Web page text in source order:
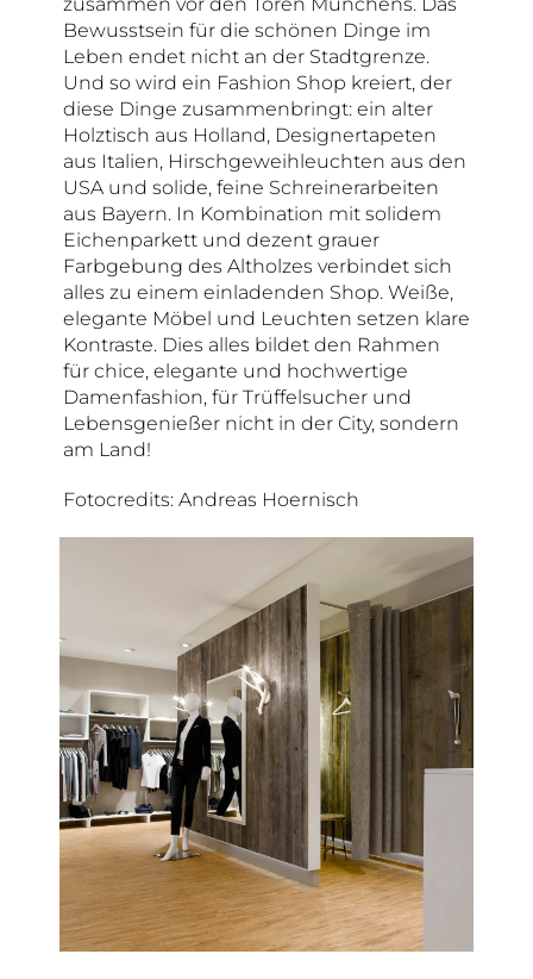
Bewusstsein für die schönen Dinge im
Leben endet nicht an der Stadtgrenze.
Und so wird ein Fashion Shop kreiert, der
diese Dinge zusammenbringt: ein alter
Holztisch aus Holland, Designertapeten
aus Italien, Hirschgeweihleuchten aus den
USA und solide, feine Schreinerarbeiten
aus Bayern. In Kombination mit solidem
Eichenparkett und dezent grauer
Farbgebung des Altholzes verbindet sich
alles zu einem einladenden Shop. Weiße,
elegante Möbel und Leuchten setzen klare
Kontraste. Dies alles bildet den Rahmen
für chice, elegante und hochwertige
Damenfashion, für Trüffelsucher und
Lebensgenießer nicht in der City, sondern
am Land!
Fotocredits: Andreas Hoernisch